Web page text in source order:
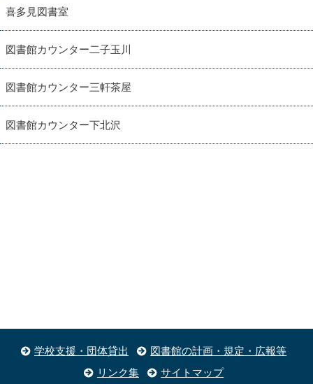
喜多見図書室
図書館カウンター二子玉川
図書館カウンター三軒茶屋
図書館カウンター下北沢
学校支援・団体貸出
図書館の計画・規定・広報等
リンク集
サイトマップ